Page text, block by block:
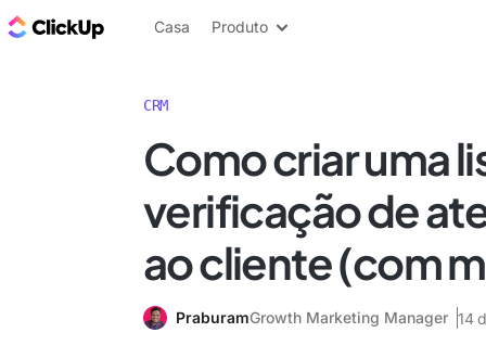
ClickUp Blogue
Casa Produto
CRM
Como criar uma
verificação de
ao cliente (com
PraburamGrowth Marketing Manager 14